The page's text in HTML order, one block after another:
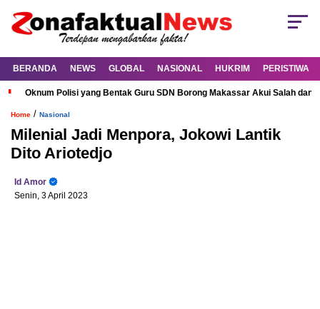
BERANDA NEWS GLOBAL NASIONAL HUKRIM PERISTIWA
Oknum Polisi yang Bentak Guru SDN Borong Makassar Akui Salah dan
Home / Nasional
Milenial Jadi Menpora, Jokowi Lantik
Dito Ariotedjo
Id Amor
Senin, 3 April 2023